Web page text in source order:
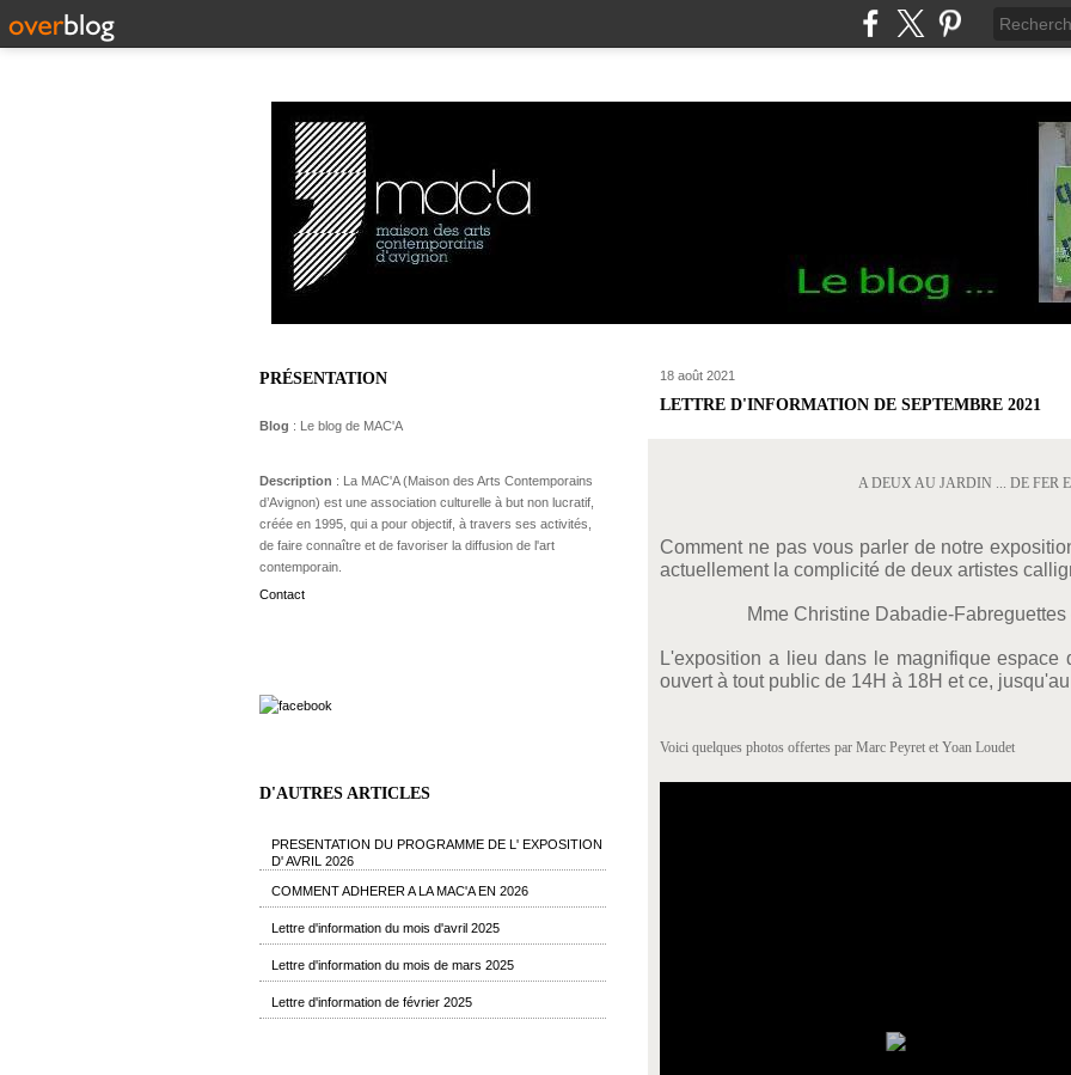
PRÉSENTATION
Blog : Le blog de MAC'A
Description : La MAC'A (Maison des Arts Contemporains
d’Avignon) est une association culturelle à but non lucratif,
créée en 1995, qui a pour objectif, à travers ses activités,
de faire connaître et de favoriser la diffusion de l'art
contemporain.
Contact
D'AUTRES ARTICLES
PRESENTATION DU PROGRAMME DE L' EXPOSITION
D' AVRIL 2026
COMMENT ADHERER A LA MAC'A EN 2026
Lettre d'information du mois d'avril 2025
Lettre d'information du mois de mars 2025
Lettre d'information de février 2025
18 août 2021
LETTRE D'INFORMATION DE SEPTEMBRE 2021
A DEUX AU JARDIN ... DE FER
Comment ne pas vous parler de notre
actuellement la complicité de deux artistes
Mme Christine Dabadie-
L'exposition a lieu dans le magnifique
ouvert à tout public de 14H à 18H et ce,
Voici quelques photos offertes par Marc Peyret et Yoan Loudet